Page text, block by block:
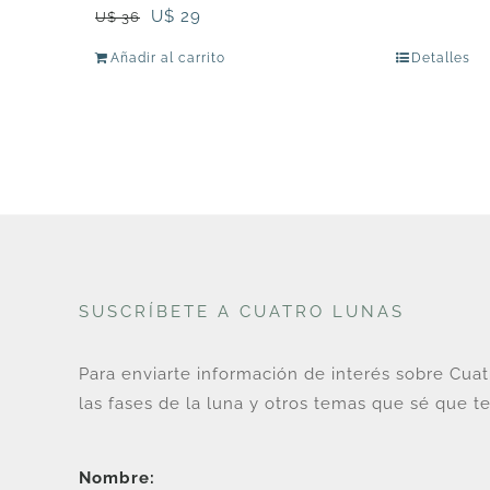
U$36
El
U$ 29
Añadir al carrito Detalles
SUSCRÍBETE A CUATRO LUNAS
Para enviarte información de interés sobre
las fases de la luna y otros temas que sé que
Nombre: